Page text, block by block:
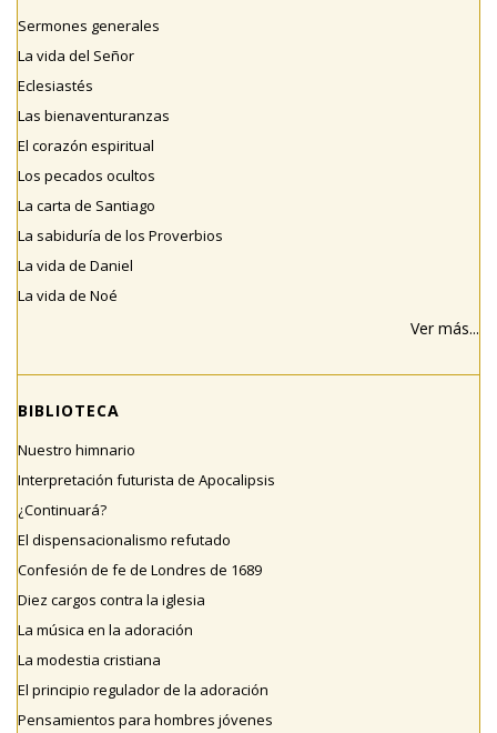
Sermones generales
La vida del Señor
Eclesiastés
Las bienaventuranzas
El corazón espiritual
Los pecados ocultos
La carta de Santiago
La sabiduría de los Proverbios
La vida de Daniel
La vida de Noé
Ver más...
BIBLIOTECA
Nuestro himnario
Interpretación futurista de Apocalipsis
¿Continuará?
El dispensacionalismo refutado
Confesión de fe de Londres de 1689
Diez cargos contra la iglesia
La música en la adoración
La modestia cristiana
El principio regulador de la adoración
Pensamientos para hombres jóvenes